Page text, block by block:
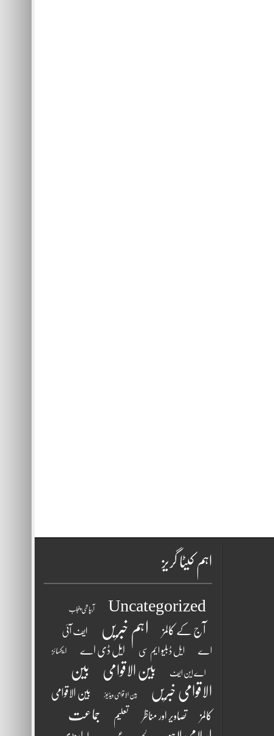
اہم کیٹا گریز
Uncategorized آبپاشی پنجاب
آج کے کالمز اہم خبریں ایف آئی
اے ایل ڈبلیو ایم سی ایل ڈی اے ایکسائز
اے این ایف بین الاقوامی
بین
الاقوامی خبریں
بین الاقوامی ویڈیوز بین الاقوامی
کالمز تصاویر اور مناظر تعلیم
جماعت